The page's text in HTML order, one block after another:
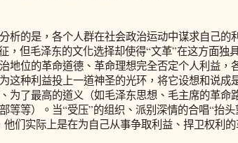
的是，各个人群在社会政治运动中谋求自己的
，但毛泽东的文化选择却使得“文革”在这方面独
地位的革命道德、革命理想完全否定个人利益，
这种利益投上一道神圣的光环，将它设想和说成
为了最高的道义（如毛泽东思想、毛主席的革命
等等）。当“受压”的组织、派别深情的合唱“抬
他们实际上是在为自己从事争取利益、捍卫权利的